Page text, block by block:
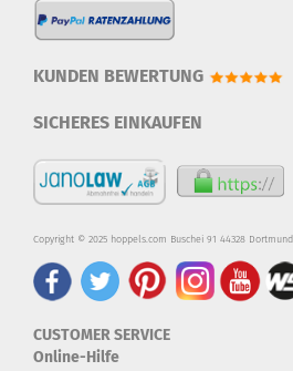
KUNDEN BEWERTUNG
SICHERES EINKAUFEN
Copyright © 2025 hoppels.com Buschei 91 44328 Dortmund
CUSTOMER SERVICE
Online-Hilfe